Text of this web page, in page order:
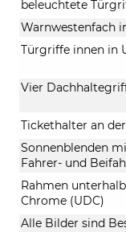
beleuchtete
Warnwestenfach
Türgriffe innen in
Vier
Tickethalter an
Sonnenblenden
Fahrer- und
Rahmen
Chrome (UDC)
Alle Bilder sind